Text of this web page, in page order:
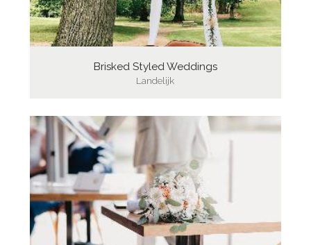
Brisked Styled Weddings
Landelijk